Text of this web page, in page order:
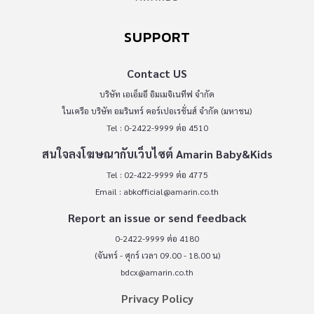
SUPPORT
Contact US
บริษัท เอเอ็มอี อิมเมจิเนทีฟ จำกัด
ในเครือ บริษัท อมรินทร์ คอร์เปอเรชั่นส์ จำกัด (มหาชน)
Tel : 0-2422-9999 ต่อ 4510
สนใจลงโฆษณากับเว็บไซต์ Amarin Baby&Kids
Tel : 02-422-9999 ต่อ 4775
Email : abkofficial@amarin.co.th
Report an issue or send feedback
0-2422-9999 ต่อ 4180
(จันทร์ - ศุกร์ เวลา 09.00 - 18.00 น)
bdcx@amarin.co.th
Privacy Policy